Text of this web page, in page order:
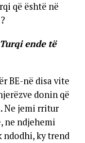
që është në
ende të
BE-në disa vite
donin që
Ne jemi rritur
ne ndjehemi
ndodhi, ky trend